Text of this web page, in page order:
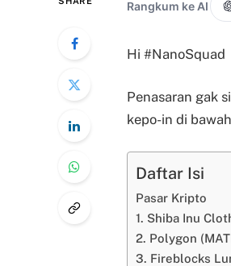
Rangkum ke AI
Hi #NanoSquad
Penasaran gak
kepo-in di
Daftar Isi
Pasar Kripto
1. Shiba Inu
2. Polygon
3. Fireblocks